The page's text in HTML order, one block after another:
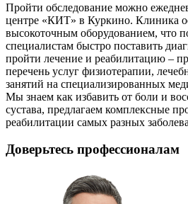
Пройти обследование можно
центре «КИТ» в Куркино. Клиника
высокоточным оборудованием, что
специалистам быстро поставить
пройти лечение и реабилитацию –
перечень услуг физиотерапии,
занятий на специализированных
Мы знаем как избавить от боли и
сустава, предлагаем комплексные
реабилитации самых разных
Доверьтесь профессионалам